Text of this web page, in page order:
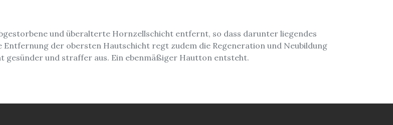
und überalterte Hornzellschicht entfernt, so dass darunter liegendes
Entfernung der obersten Hautschicht regt zudem die Regeneration und Neubildung
gesünder und straffer aus. Ein ebenmäßiger Hautton entsteht.